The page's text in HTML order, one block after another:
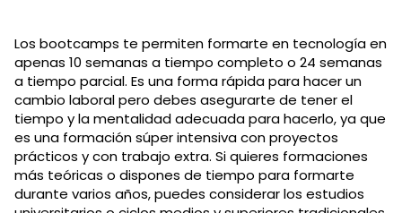
Los bootcamps te permiten formarte en tecnología en
apenas 10 semanas a tiempo completo o 24 semanas
a tiempo parcial. Es una forma rápida para hacer un
cambio laboral pero debes asegurarte de tener el
tiempo y la mentalidad adecuada para hacerlo, ya que
es una formación súper intensiva con proyectos
prácticos y con trabajo extra. Si quieres formaciones
más teóricas o dispones de tiempo para formarte
durante varios años, puedes considerar los estudios